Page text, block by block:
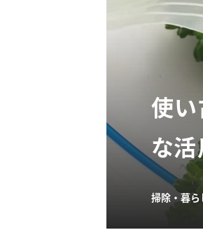
使い
な
掃除・暮ら